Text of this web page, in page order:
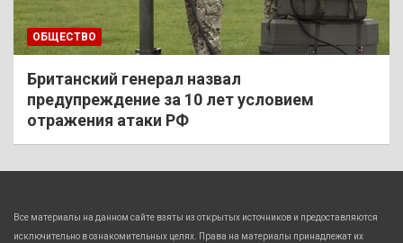
ОБЩЕСТВО
Британский генерал назвал
предупреждение за 10 лет условием
отражения атаки РФ
Все материалы на данном сайте взяты из открытых источников и предоставляются
исключительно в ознакомительных целях. Права на материалы принадлежат их